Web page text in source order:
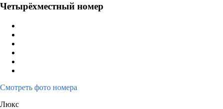
Четырёхместный номер
Смотреть фото номера
Люкс